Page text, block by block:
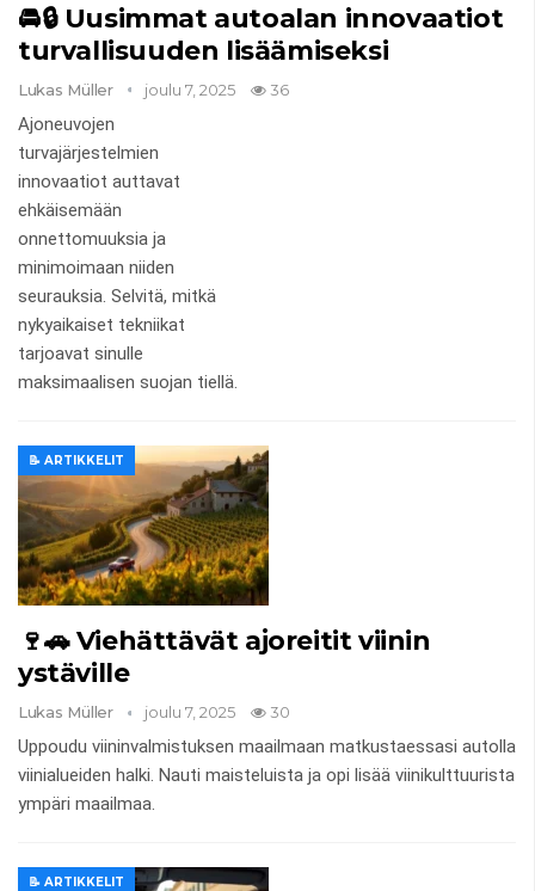
🚘🔒 Uusimmat autoalan innovaatiot
turvallisuuden lisäämiseksi
Lukas Müller joulu 7, 2025 36
Ajoneuvojen
turvajärjestelmien
innovaatiot auttavat
ehkäisemään
onnettomuuksia ja
minimoimaan niiden
seurauksia. Selvitä, mitkä
nykyaikaiset tekniikat
tarjoavat sinulle
maksimaalisen suojan tiellä.
📝 ARTIKKELIT
🍷🚗 Viehättävät ajoreitit viinin
ystäville
Lukas Müller joulu 7, 2025 30
Uppoudu viininvalmistuksen maailmaan matkustaessasi autolla
viinialueiden halki. Nauti maisteluista ja opi lisää viinikulttuurista
ympäri maailmaa.
📝 ARTIKKELIT